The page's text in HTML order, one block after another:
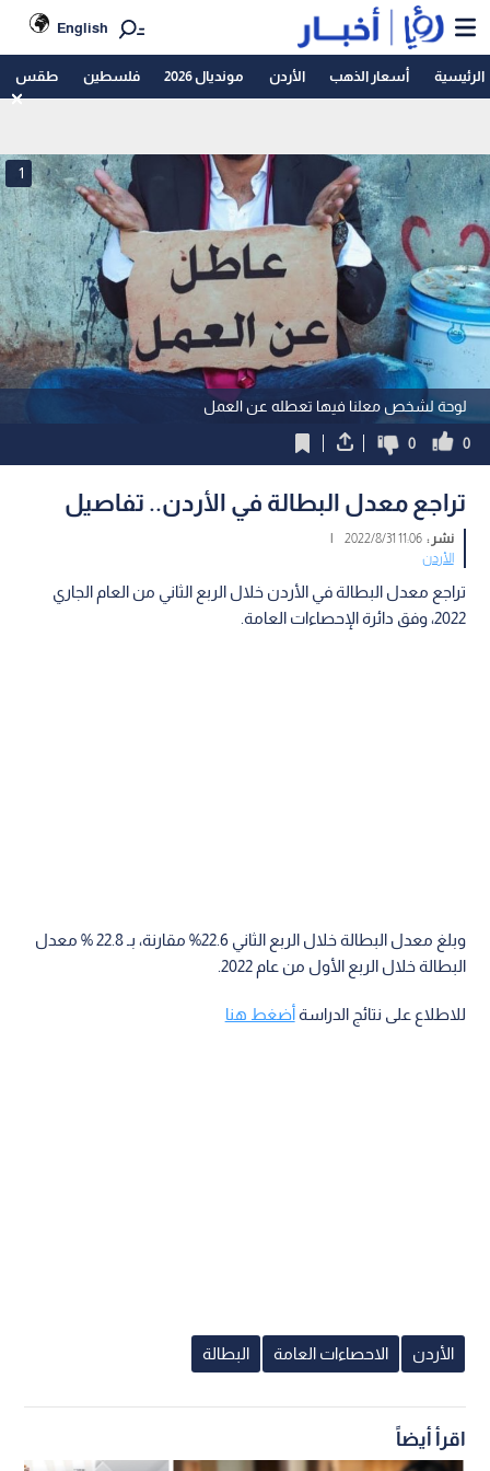
English
الرئيسية أسعار الذهب الأردن مونديال 2026 فلسطين طقس
لوحة لشخص معلنا فيها تعطله عن العمل
1
0
0
تراجع معدل البطالة في الأردن.. تفاصيل
نشر :11:06 2022/8/31
|
الأردن
تراجع معدل البطالة في الأردن خلال الربع الثاني من العام الجاري
2022، وفق دائرة الإحصاءات العامة.
وبلغ معدل البطالة خلال الربع الثاني 22.6% مقارنة، بـ 22.8 % معدل
البطالة خلال الربع الأول من عام 2022.
للاطلاع على نتائج الدراسةأضغط هنا
الأردن الاحصاءات العامة البطالة
اقرأ أيضاً